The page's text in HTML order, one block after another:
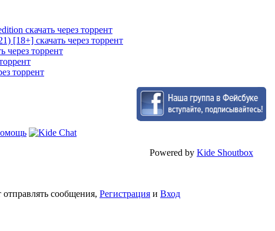
скачать через торрент
[18+] скачать через торрент
через торрент
торрент
Powered by Kide Shoutbox
отправлять сообщения, Регистрация и Вход